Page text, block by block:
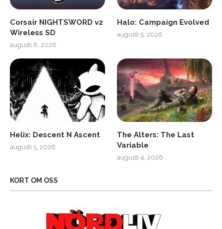
Corsair NIGHTSWORD v2
Wireless SD
augusti 6, 2026
Halo: Campaign Evolved
augusti 5, 2026
Helix: Descent N Ascent
augusti 5, 2026
The Alters: The Last
Variable
augusti 4, 2026
KORT OM OSS